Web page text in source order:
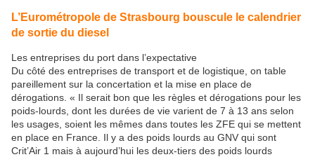
L’Eurométropole de Strasbourg bouscule le calendrier
de sortie du diesel
Les entreprises du port dans l’expectative
Du côté des entreprises de transport et de logistique, on table
pareillement sur la concertation et la mise en place de
dérogations. « Il serait bon que les règles et dérogations pour les
poids-lourds, dont les durées de vie varient de 7 à 13 ans selon
les usages, soient les mêmes dans toutes les ZFE qui se mettent
en place en France. Il y a des poids lourds au GNV qui sont
Crit’Air 1 mais à aujourd’hui les deux-tiers des poids lourds